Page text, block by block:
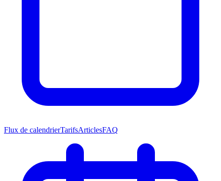
Flux de calendrierTarifsArticlesFAQ